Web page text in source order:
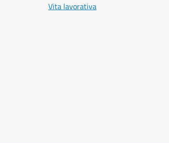
Vita lavorativa